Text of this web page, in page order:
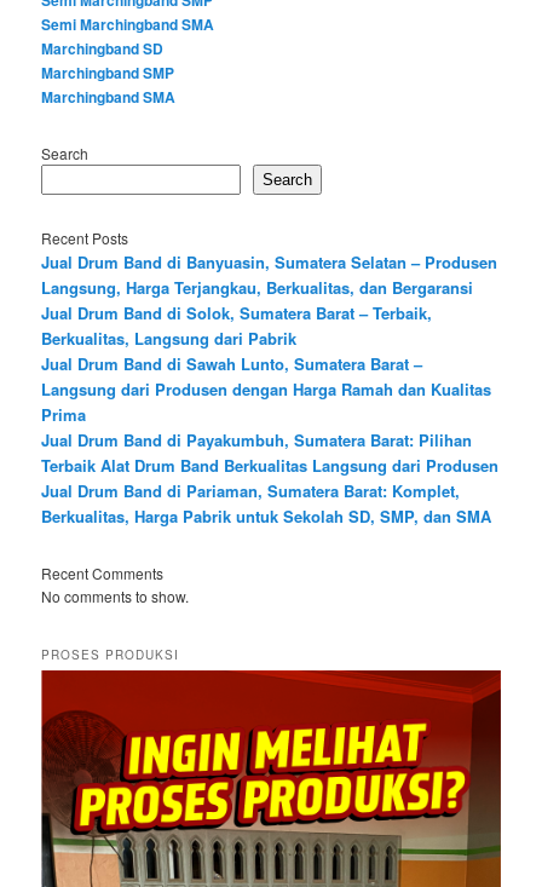
Semi Marchingband SMA
Marchingband SD
Marchingband SMP
Marchingband SMA
Search
Search
Recent Posts
Jual Drum Band di Banyuasin, Sumatera Selatan – Produsen
Langsung, Harga Terjangkau, Berkualitas, dan Bergaransi
Jual Drum Band di Solok, Sumatera Barat – Terbaik,
Berkualitas, Langsung dari Pabrik
Jual Drum Band di Sawah Lunto, Sumatera Barat –
Langsung dari Produsen dengan Harga Ramah dan Kualitas
Prima
Jual Drum Band di Payakumbuh, Sumatera Barat: Pilihan
Terbaik Alat Drum Band Berkualitas Langsung dari Produsen
Jual Drum Band di Pariaman, Sumatera Barat: Komplet,
Berkualitas, Harga Pabrik untuk Sekolah SD, SMP, dan SMA
Recent Comments
No comments to show.
PROSES PRODUKSI